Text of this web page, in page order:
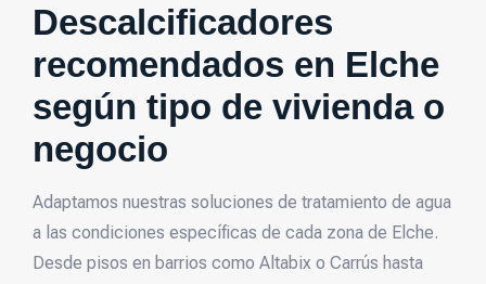
Descalcificadores
recomendados en Elche
según tipo de vivienda o
negocio
Adaptamos nuestras soluciones de tratamiento de agua
a las condiciones específicas de cada zona de Elche.
Desde pisos en barrios como Altabix o Carrús hasta